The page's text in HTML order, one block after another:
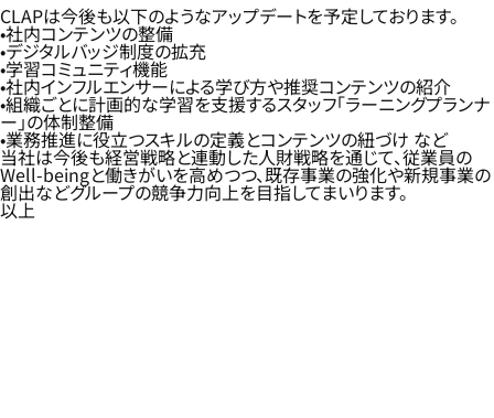
CLAPは今後も以下のようなアップデートを予定しております。
社内コンテンツの整備
デジタルバッジ制度の拡充
学習コミュニティ機能
社内インフルエンサーによる学び方や推奨コンテンツの紹介
組織ごとに計画的な学習を支援するスタッフ「ラーニングプランナ
ー」の体制整備
業務推進に役立つスキルの定義とコンテンツの紐づけ など
当社は今後も経営戦略と連動した人財戦略を通じて、従業員の
Well-beingと働きがいを高めつつ、既存事業の強化や新規事業の
創出などグループの競争力向上を目指してまいります。
以上